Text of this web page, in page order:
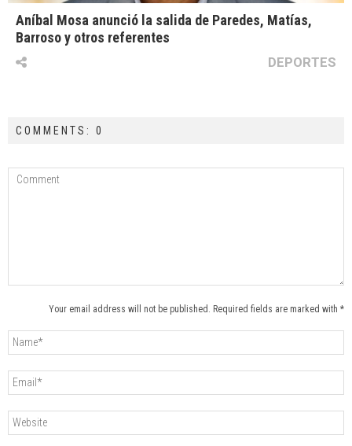
Aníbal Mosa anunció la salida de Paredes, Matías,
Barroso y otros referentes
DEPORTES
COMMENTS: 0
Your email address will not be published. Required fields are marked with *